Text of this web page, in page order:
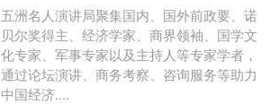
五洲名人演讲局聚集国内、国外前政要、诺
贝尔奖得主、经济学家、商界领袖、国学文
化专家、军事专家以及主持人等专家学者，
通过论坛演讲、商务考察、咨询服务等助力
中国经济....